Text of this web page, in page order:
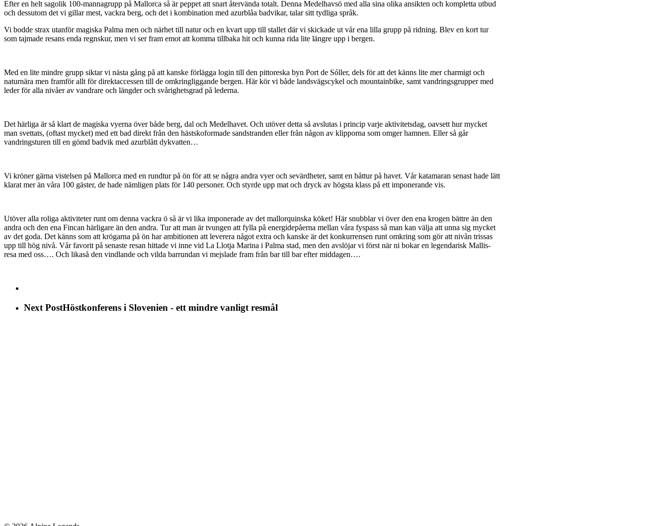
Efter en helt sagolik 100-mannagrupp på Mallorca så är peppet att snart återvända totalt. Denna Medelhavsö med alla sina olika ansikten och kompletta utbud
och dessutom det vi gillar mest, vackra berg, och det i kombination med azurblåa badvikar, talar sitt tydliga språk.
Vi bodde strax utanför magiska Palma men och närhet till natur och en kvart upp till stallet där vi skickade ut vår ena lilla grupp på ridning. Blev en kort tur
som tajmade resans enda regnskur, men vi ser fram emot att komma tillbaka hit och kunna rida lite längre upp i bergen.
Med en lite mindre grupp siktar vi nästa gång på att kanske förlägga login till den pittoreska byn Port de Sóller, dels för att det känns lite mer charmigt och
naturnära men framför allt för direktaccessen till de omkringliggande bergen. Här kör vi både landsvägscykel och mountainbike, samt vandringsgrupper med
leder för alla nivåer av vandrare och längder och svårighetsgrad på lederna.
Det härliga är så klart de magiska vyerna över både berg, dal och Medelhavet. Och utöver detta så avslutas i princip varje aktivitetsdag, oavsett hur mycket
man svettats, (oftast mycket) med ett bad direkt från den hästskoformade sandstranden eller från någon av klipporna som omger hamnen. Eller så går
vandringsturen till en gömd badvik med azurblått dykvatten…
Vi kröner gärna vistelsen på Mallorca med en rundtur på ön för att se några andra vyer och sevärdheter, samt en båttur på havet. Vår katamaran senast hade lätt
klarat mer än våra 100 gäster, de hade nämligen plats för 140 personer. Och styrde upp mat och dryck av högsta klass på ett imponerande vis.
Utöver alla roliga aktiviteter runt om denna vackra ö så är vi lika imponerade av det mallorquinska köket! Här snubblar vi över den ena krogen bättre än den
andra och den ena Fincan härligare än den andra. Tur att man är tvungen att fylla på energidepåerna mellan våra fyspass så man kan välja att unna sig mycket
av det goda. Det känns som att krögarna på ön har ambitionen att leverera något extra och kanske är det konkurrensen runt omkring som gör att nivån trissas
upp till hög nivå. Vår favorit på senaste resan hittade vi inne vid La Llotja Marina i Palma stad, men den avslöjar vi först när ni bokar en legendarisk Mallis-
resa med oss…. Och likaså den vindlande och vilda barrundan vi mejslade fram från bar till bar efter middagen….
Next PostHöstkonferens i Slovenien - ett mindre vanligt resmål